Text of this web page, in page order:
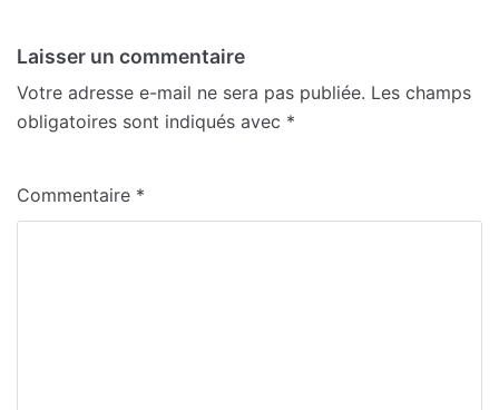
Laisser un commentaire
Votre adresse e-mail ne sera pas publiée. Les champs
obligatoires sont indiqués avec *
Commentaire *